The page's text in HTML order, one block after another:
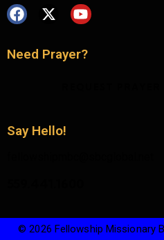
Need Prayer?
Say Hello!
© 2026 Fellowship Missionary